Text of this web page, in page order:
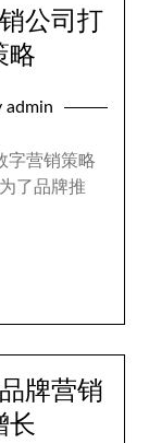
公司打
略
admin
字营销策略
了品牌推
牌营销
长